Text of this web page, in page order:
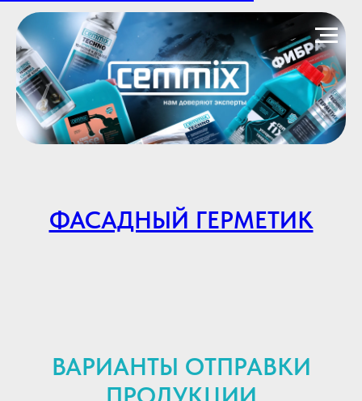
ФАСАДНЫЙ ГЕРМЕТИК
ВАРИАНТЫ ОТПРАВКИ